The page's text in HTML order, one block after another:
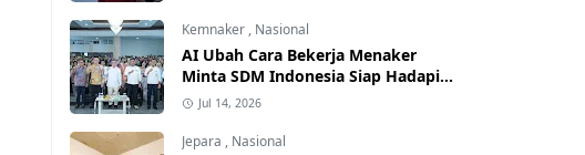
Kemnaker , Nasional
AI Ubah Cara Bekerja Menaker
Minta SDM Indonesia Siap Hadapi
Dunia Kerja Baru
Jul 14, 2026
Jepara , Nasional